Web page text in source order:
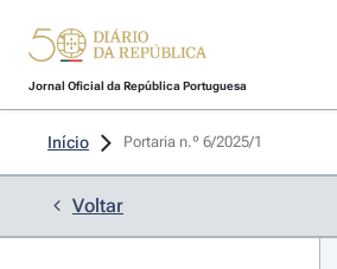
Jornal Oficial da República Portuguesa
Início Portaria n.º 6/2025/1
Voltar